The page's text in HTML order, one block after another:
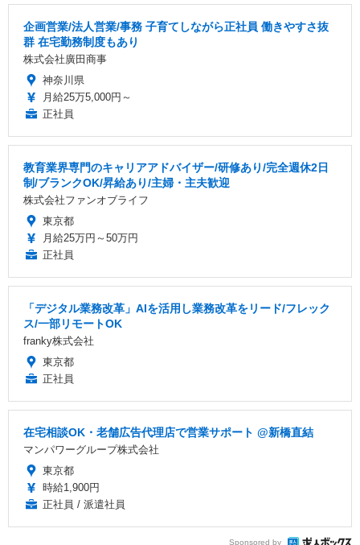
企画営業/法人営業/事務 子育てしながら正社員 働きやすさ抜
群 在宅勤務制度もあり
株式会社廣田商事
神奈川県
月給25万5,000円～
正社員
教育業界専門のキャリアアドバイザー/研修あり/完全週休2日
制/ブランクOK/昇給あり/主婦・主夫歓迎
株式会社ファンオブライフ
東京都
月給25万円～50万円
正社員
「デジタル業務改革」AIを活用し業務改革をリード/フレック
ス/一部リモートOK
franky株式会社
東京都
正社員
在宅相談OK・老舗広告代理店で営業サポート @新橋直結
マンパワーグループ株式会社
東京都
時給1,900円
正社員 / 派遣社員
Sponsored by